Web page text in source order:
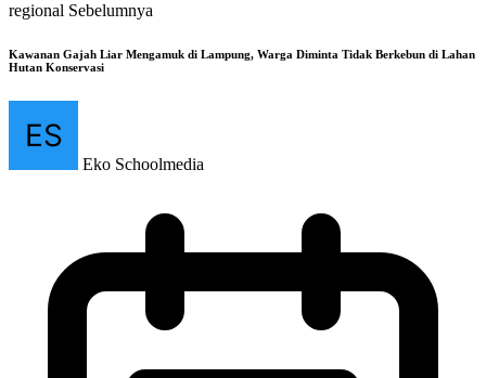
regional Sebelumnya
Kawanan Gajah Liar Mengamuk di Lampung, Warga Diminta Tidak Berkebun di Lahan
Hutan Konservasi
Eko Schoolmedia